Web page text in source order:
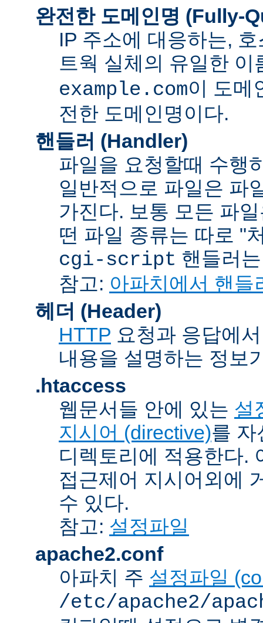
완전한 도메인명 (Fully-
IP 주소에 대응하는,
트웍 실체의 유일한
example.com이 도메
전한 도메인명이다.
핸들러 (Handler)
파일을 요청할때 수행
일반적으로 파일은 파
가진다. 보통 모든 파
떤 파일 종류는 따로 "
cgi-script 핸들러
참고: 아파치에서 핸들
헤더 (Header)
HTTP 요청과 응답에
내용을 설명하는 정보
.htaccess
웹문서들 안에 있는 설
지시어 (directive)를 자
디렉토리에 적용한다.
접근제어 지시어외에
수 있다.
참고: 설정파일
apache2.conf
아파치 주 설정파일
/etc/apache2/